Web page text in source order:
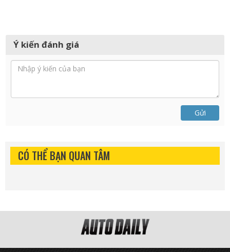
Ý kiến đánh giá
Gửi
CÓ THỂ BẠN QUAN TÂM